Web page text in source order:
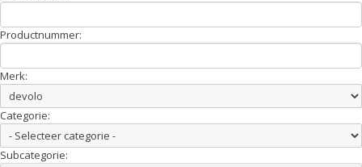
Productnummer:
Merk:
Categorie:
Subcategorie: